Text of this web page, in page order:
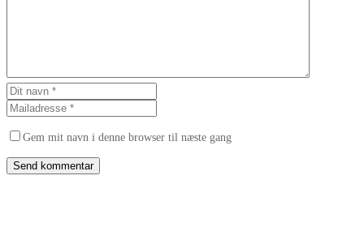
Gem mit navn i denne browser til næste gang